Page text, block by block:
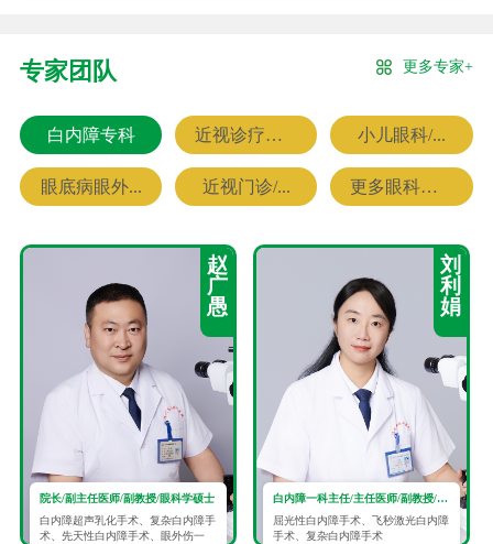
专家团队 更多专家+
白内障专科 近视诊疗专科 小儿眼科/...
眼底病眼外... 近视门诊/... 更多眼科专家
赵
广
愚
院长/副主任医师/副教授/眼科学硕士
白内障超声乳化手术、复杂白内障手
术、先天性白内障手术、眼外伤一
刘
利
娟
白内障一科主任/主任医师/副教授/眼科学硕士
屈光性白内障手术、飞秒激光白内障
手术、复杂白内障手术